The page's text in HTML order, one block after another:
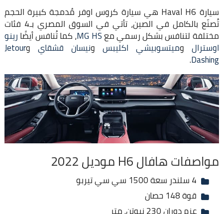
سيارة Haval H6 هي سيارة كروس اوفر مُدمجة كبيرة الحجم
تُصنّع بالكامل في الصين، تأتي في السوق المصري بـ4 فئات
مختلفة لتنافس بشكل رسمي معMG HS، كما تُنافس أيضًارينو
اوسترال وميتسوبيشي اكليبس ونيسان قشقاي وJetour
Dashing
.
مواصفات هافال H6 موديل 2022
4 سلندر سعة 1500 سي سي تيربو
قوة 148 حصان
عزم دوران 230 نيوتن. متر